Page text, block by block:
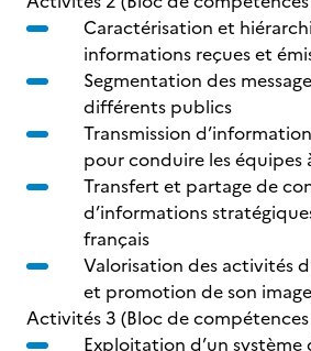
Caractérisation et
informations reçues et
Segmentation des
différents publics
Transmission
pour conduire les équipes
Transfert et partage de
d’informations
français
Valorisation des activités
et promotion de son
Activités 3 (Bloc de compétences
Exploitation d’un système